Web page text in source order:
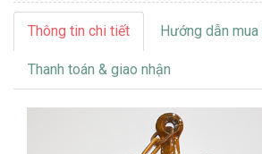
Thông tin chi tiết Hướng dẫn mua
Thanh toán & giao nhận